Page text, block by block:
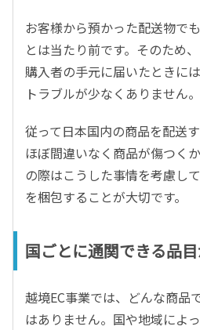
お客様から預かった配送物で
とは当たり前です。そのため
購入者の手元に届いたときに
トラブルが少なくありません。
従って日本国内の商品を配送
ほぼ間違いなく商品が傷つく
の際はこうした事情を考慮し
を梱包することが大切です。
国ごとに通関できる品
越境EC事業では、どんな商品
はありません。国や地域によ